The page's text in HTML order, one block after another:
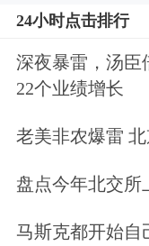
虽然同比出
的投资者却
暂未与公司
3.48%的净
期。
24小时点击排行
深夜暴雷，汤臣
22个业绩增长
老美非农爆雷
盘点今年北交所
马斯克都开始